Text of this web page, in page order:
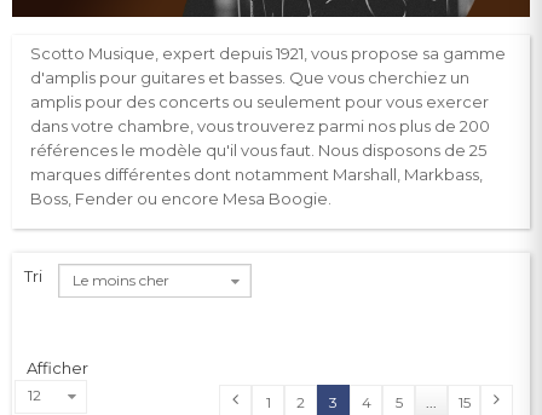
Scotto Musique, expert depuis 1921, vous propose sa gamme
d'amplis pour guitares et basses. Que vous cherchiez un
amplis pour des concerts ou seulement pour vous exercer
dans votre chambre, vous trouverez parmi nos plus de 200
références le modèle qu'il vous faut. Nous disposons de 25
marques différentes dont notamment Marshall, Markbass,
Boss, Fender ou encore Mesa Boogie.
1 2 3 4 5 15
Tri Le moins cher
Afficher
12